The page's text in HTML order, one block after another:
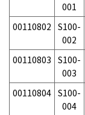
001
00110802 S100-
002
00110803 S100-
003
00110804 S100-
004